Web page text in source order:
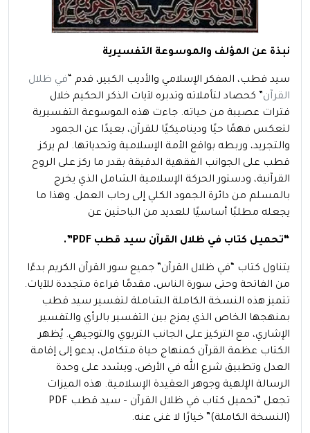
نبذة عن المؤلف والموسوعة التفسيرية
سيد قطب، المفكر الإسلامي والأديب الكبير، قدم “ في ظلال
القرآن” كحصاد لتأملاته وتدبره لآيات الذكر الحكيم خلال
فترات عصيبة من حياته. جاءت هذه الموسوعة التفسيرية
لتعكس فهمًا حيًا وديناميكيًا للقرآن، بعيدًا عن الجمود
والتجريد، وربطه بواقع الأمة الإسلامية وتحدياتها. لم يركز
قطب على الجوانب الفقهية الدقيقة بقدر ما ركز على الروح
القرآنية، ودستور الحركة الإسلامية الشامل الذي يخرج
بالمسلم من دائرة الجمود الكلي إلى رحاب العمل. وهذا ما
يجعله مطلبًا أساسيًا للعديد من الباحثين عن
“تحميل كتاب في ظلال القرآن سيد قطب PDF”.
يتناول كتاب “في ظلال القرآن” جميع سور القرآن الكريم بدءًا
من الفاتحة وحتى سورة الناس، مقدمًا قراءة متجددة للآيات.
تتميز هذه النسخة الكاملة الشاملة لتفسير سيد قطب
بمنهجها الخاص الذي يمزج بين التفسير بالرأي والتفسير
الإشاري، مع التركيز على الجانب التربوي والتوجيهي. يُظهر
الكتاب عظمة القرآن كمنهاج حياة متكامل، يدعو إلى إقامة
العدل وتطبيق شرع الله في الأرض، ويشدد على وحدة
الرسالة الإلهية وجوهر العقيدة الإسلامية. هذه الميزات
تجعل “تحميل كتاب في ظلال القرآن – سيد قطب PDF
(النسخة الكاملة)” خيارًا لا غنى عنه.